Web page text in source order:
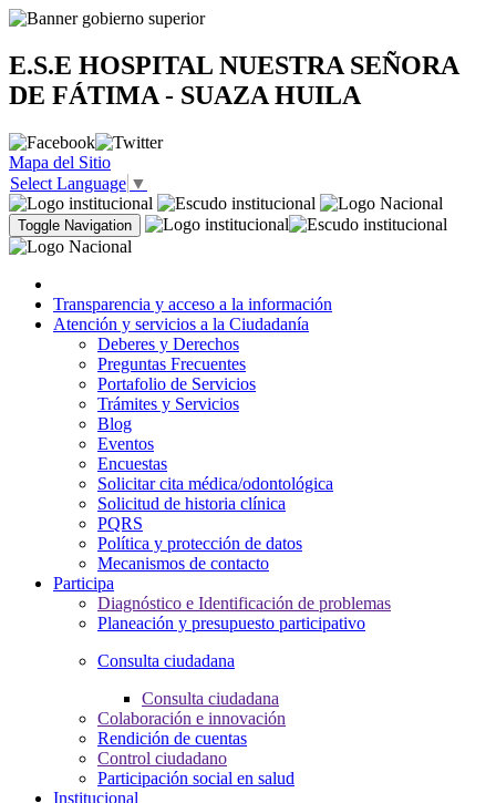
E.S.E HOSPITAL NUESTRA SEÑORA
DE FÁTIMA - SUAZA HUILA
Mapa del Sitio
Select Language ▼
Toggle Navigation
Transparencia y acceso a la información
Atención y servicios a la Ciudadanía
Deberes y Derechos
Preguntas Frecuentes
Portafolio de Servicios
Trámites y Servicios
Blog
Eventos
Encuestas
Solicitar cita médica/odontológica
Solicitud de historia clínica
PQRS
Política y protección de datos
Mecanismos de contacto
Participa
Diagnóstico e Identificación de problemas
Planeación y presupuesto participativo
Consulta ciudadana
Consulta ciudadana
Colaboración e innovación
Rendición de cuentas
Control ciudadano
Participación social en salud
Institucional